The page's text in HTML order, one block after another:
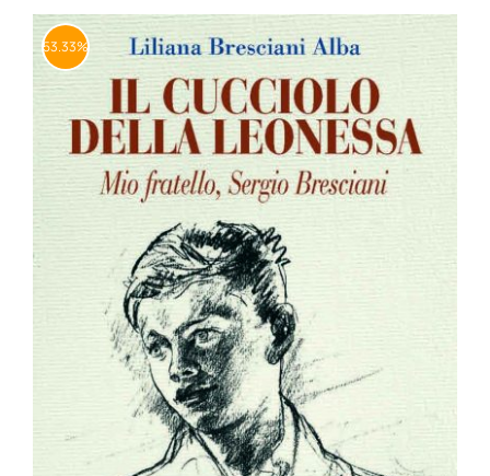
BIOGRAFIE
ATTUALITÀ
53.33%